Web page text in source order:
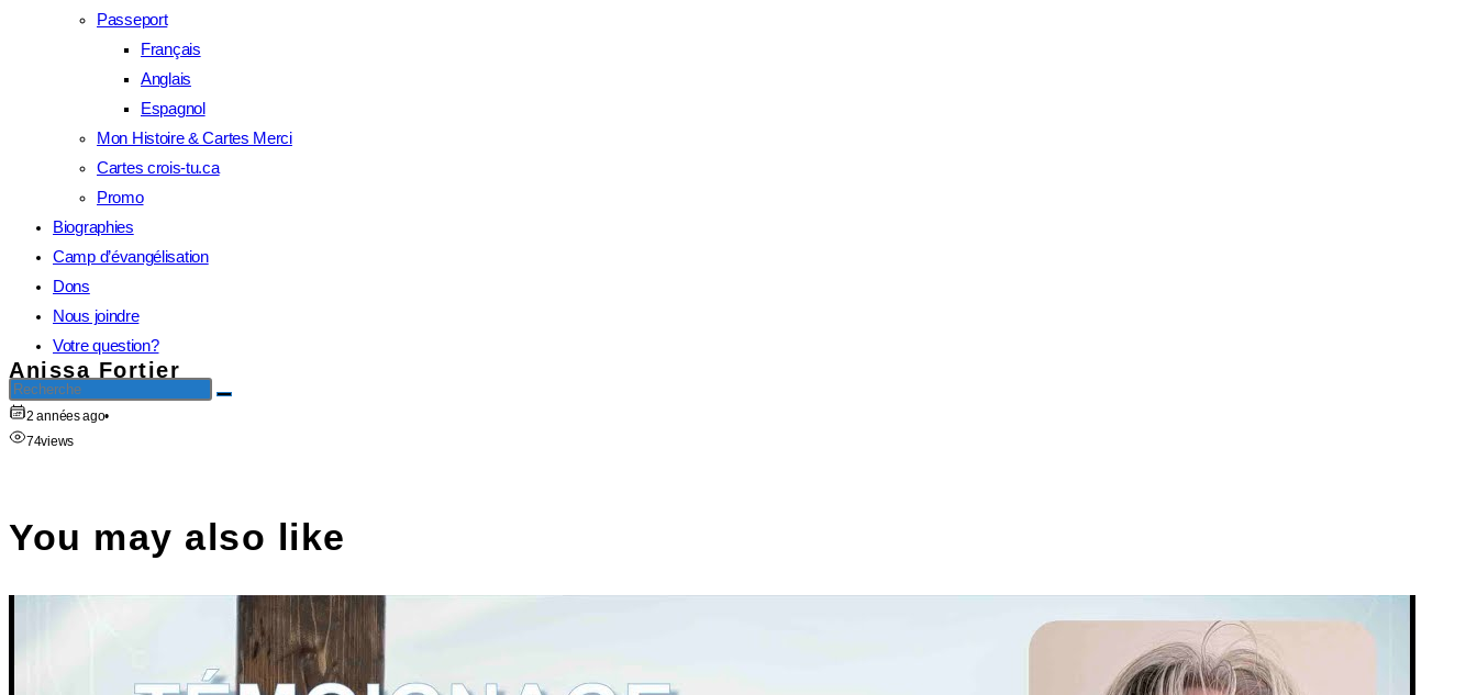
Passeport
Français
Anglais
Espagnol
Mon Histoire & Cartes Merci
Cartes crois-tu.ca
Promo
Biographies
Camp d’évangélisation
Dons
Nous joindre
Votre question?
Anissa Fortier
2 années ago•
74views
You may also like